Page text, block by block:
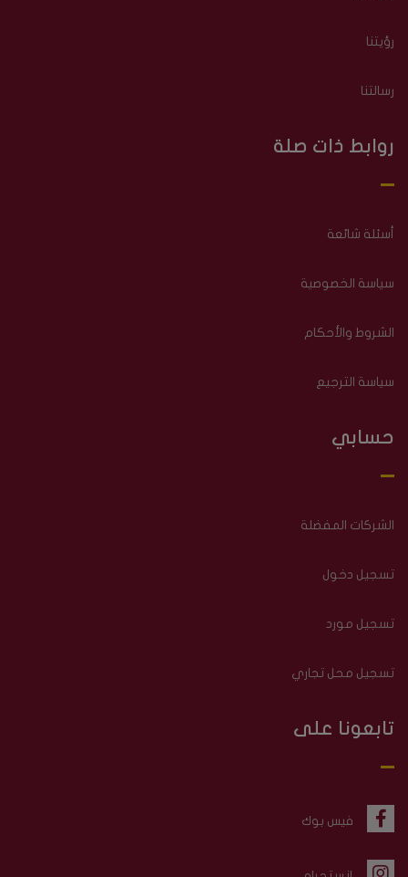
رؤيتنا
رسالتنا
روابط ذات صلة
أسئلة شائعة
سياسة الخصوصية
الشروط والأحكام
سياسة الترجيع
حسابي
الشركات المفضلة
تسجيل دخول
تسجيل مورد
تسجيل محل تجاري
تابعونا على
فيس بوك